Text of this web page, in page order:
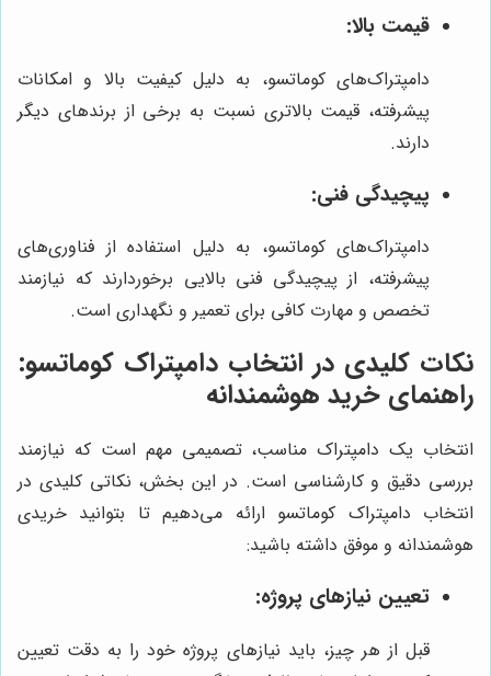
قیمت بالا:
دامپتراک‌های کوماتسو، به دلیل کیفیت بالا و امکانات
پیشرفته، قیمت بالاتری نسبت به برخی از برندهای دیگر
دارند.
پیچیدگی فنی:
دامپتراک‌های کوماتسو، به دلیل استفاده از فناوری‌های
پیشرفته، از پیچیدگی فنی بالایی برخوردارند که نیازمند
تخصص و مهارت کافی برای تعمیر و نگهداری است.
نکات کلیدی در انتخاب دامپتراک کوماتسو:
راهنمای خرید هوشمندانه
انتخاب یک دامپتراک مناسب، تصمیمی مهم است که نیازمند
بررسی دقیق و کارشناسی است. در این بخش، نکاتی کلیدی در
انتخاب دامپتراک کوماتسو ارائه می‌دهیم تا بتوانید خریدی
هوشمندانه و موفق داشته باشید:
تعیین نیازهای پروژه:
قبل از هر چیز، باید نیازهای پروژه خود را به دقت تعیین